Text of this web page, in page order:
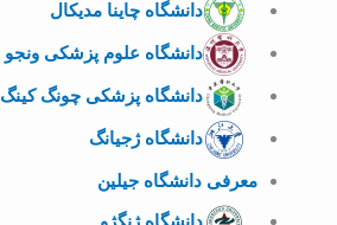
دانشگاه چاینا مدیکال
دانشگاه علوم پزشکی ونجو
دانشگاه پزشکی چونگ کینگ
دانشگاه ژجیانگ
معرفی دانشگاه جیلین